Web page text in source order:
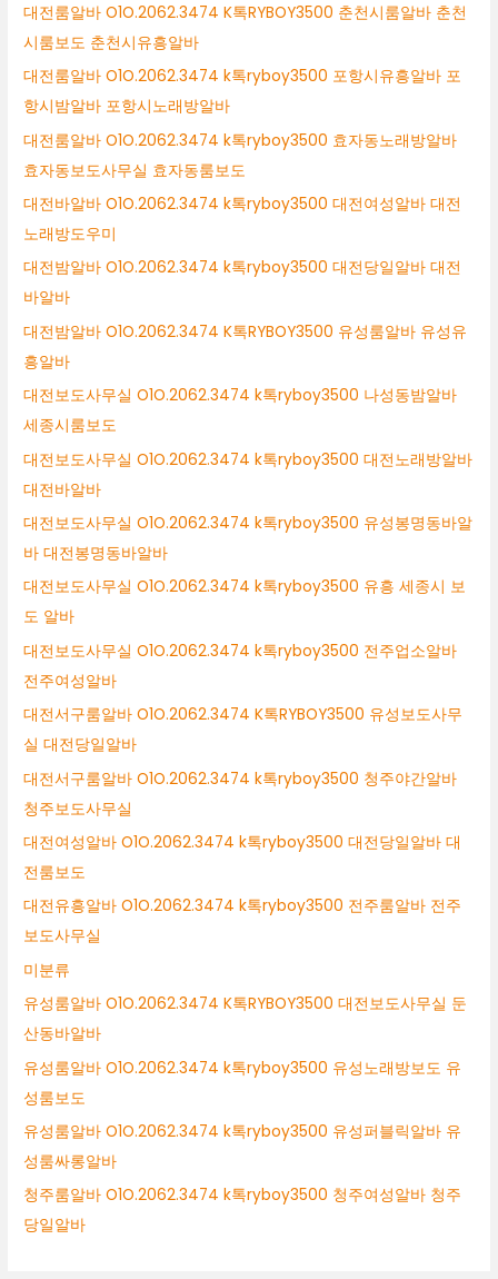
대전룸알바 O1O.2062.3474 K톡RYBOY3500 춘천시룸알바 춘천
시룸보도 춘천시유흥알바
대전룸알바 O1O.2062.3474 k톡ryboy3500 포항시유흥알바 포
항시밤알바 포항시노래방알바
대전룸알바 O1O.2062.3474 k톡ryboy3500 효자동노래방알바
효자동보도사무실 효자동룸보도
대전바알바 O1O.2062.3474 k톡ryboy3500 대전여성알바 대전
노래방도우미
대전밤알바 O1O.2062.3474 k톡ryboy3500 대전당일알바 대전
바알바
대전밤알바 O1O.2062.3474 K톡RYBOY3500 유성룸알바 유성유
흥알바
대전보도사무실 O1O.2062.3474 k톡ryboy3500 나성동밤알바
세종시룸보도
대전보도사무실 O1O.2062.3474 k톡ryboy3500 대전노래방알바
대전바알바
대전보도사무실 O1O.2062.3474 k톡ryboy3500 유성봉명동바알
바 대전봉명동바알바
대전보도사무실 O1O.2062.3474 k톡ryboy3500 유흥 세종시 보
도 알바
대전보도사무실 O1O.2062.3474 k톡ryboy3500 전주업소알바
전주여성알바
대전서구룸알바 O1O.2062.3474 K톡RYBOY3500 유성보도사무
실 대전당일알바
대전서구룸알바 O1O.2062.3474 k톡ryboy3500 청주야간알바
청주보도사무실
대전여성알바 O1O.2062.3474 k톡ryboy3500 대전당일알바 대
전룸보도
대전유흥알바 O1O.2062.3474 k톡ryboy3500 전주룸알바 전주
보도사무실
미분류
유성룸알바 O1O.2062.3474 K톡RYBOY3500 대전보도사무실 둔
산동바알바
유성룸알바 O1O.2062.3474 k톡ryboy3500 유성노래방보도 유
성룸보도
유성룸알바 O1O.2062.3474 k톡ryboy3500 유성퍼블릭알바 유
성룸싸롱알바
청주룸알바 O1O.2062.3474 k톡ryboy3500 청주여성알바 청주
당일알바